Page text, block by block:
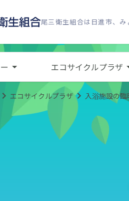
尾三衛生組合は日進市、
エコサイクルプラザ
エコサイクルプラザ 入浴施設の